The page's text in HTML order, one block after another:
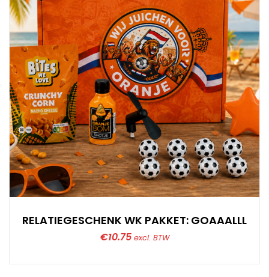
RELATIEGESCHENK WK PAKKET: GOAAALLL
€10.75 excl. BTW